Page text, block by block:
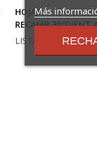
HOJAS
LISTA
Más